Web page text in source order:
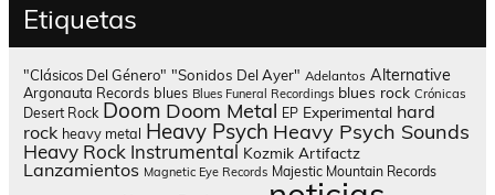
Etiquetas
"Clásicos Del Género" "Sonidos Del Ayer" Adelantos Alternative
Argonauta Records blues Blues Funeral Recordings blues rock Crónicas
Desert Rock Doom Doom Metal EP Experimental hard
rock heavy metal Heavy Psych Heavy Psych Sounds
Heavy Rock Instrumental Kozmik Artifactz
Lanzamientos Magnetic Eye Records Majestic Mountain Records